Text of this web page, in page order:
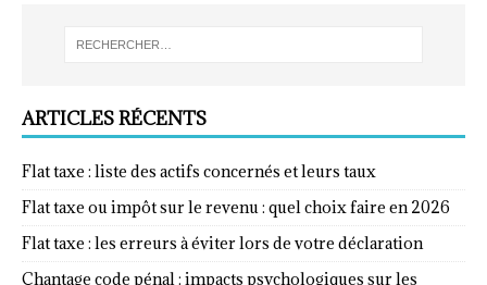
ARTICLES RÉCENTS
Flat taxe : liste des actifs concernés et leurs taux
Flat taxe ou impôt sur le revenu : quel choix faire en 2026
Flat taxe : les erreurs à éviter lors de votre déclaration
Chantage code pénal : impacts psychologiques sur les